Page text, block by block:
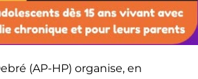
(AP-HP) organise, en